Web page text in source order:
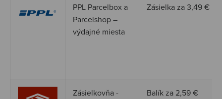
PPL Parcelbox a
Parcelshop –
výdajné miesta
Zásielka za 3,49 €
Zásielkovňa -
Balík za 2,59€